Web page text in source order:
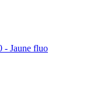
- Jaune fluo